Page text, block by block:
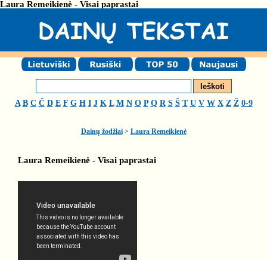
Laura Remeikienė - Visai paprastai
A B C Č D E F G H I J K L M N O P Q R S Š T U V W X Z Ž 0-9
Dainų žodžiai> Laura Remeikienė
Laura Remeikienė - Visai paprastai